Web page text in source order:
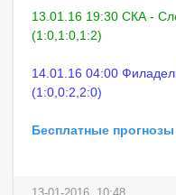
13.01.16 19:30 СКА -
(1:0,1:0,1:2)
14.01.16 04:00
(1:0,0:2,2:0)
Бесплатные прогнозы